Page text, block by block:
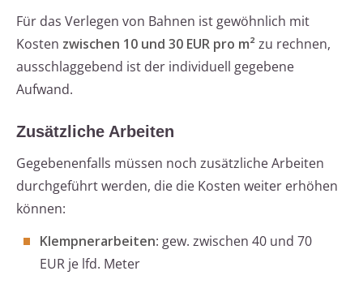
Für das Verlegen von Bahnen ist gewöhnlich mit
Kosten zwischen 10 und 30 EUR pro m²zu rechnen,
ausschlaggebend ist der individuell gegebene
Aufwand.
Zusätzliche Arbeiten
Gegebenenfalls müssen noch zusätzliche Arbeiten
durchgeführt werden, die die Kosten weiter erhöhen
können:
Klempnerarbeiten: gew. zwischen 40 und 70
EUR je lfd. Meter